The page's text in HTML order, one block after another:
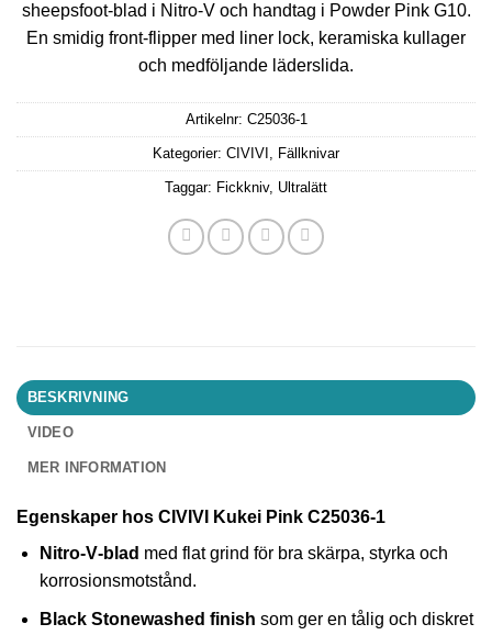
sheepsfoot‑blad i Nitro‑V och handtag i Powder Pink G10.
En smidig front‑flipper med liner lock, keramiska kullager
och medföljande läderslida.
Artikelnr: C25036-1
Kategorier: CIVIVI Fällknivar
Taggar: Fickkniv, Ultralätt
BESKRIVNING
VIDEO
MER INFORMATION
Egenskaper hos CIVIVI Kukei Pink C25036‑1
Nitro‑V‑blad med flat grind för bra skärpa, styrka och
korrosionsmotstånd.
Black Stonewashed finish som ger en tålig och diskret